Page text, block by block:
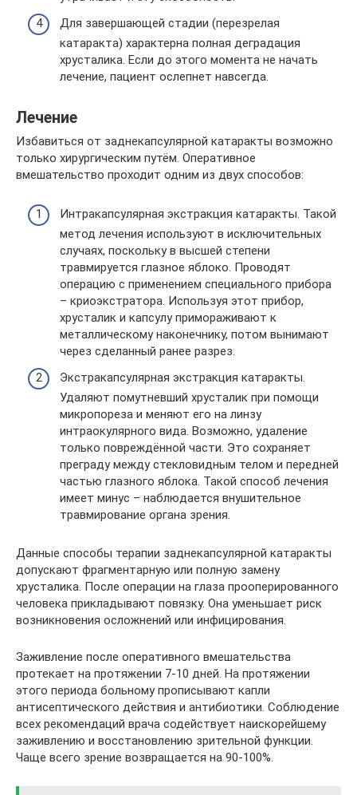
Для завершающей стадии (перезрелая
катаракта) характерна полная деградация
хрусталика. Если до этого момента не начать
лечение, пациент ослепнет навсегда.
Лечение
Избавиться от заднекапсулярной катаракты возможно
только хирургическим путём. Оперативное
вмешательство проходит одним из двух способов:
Интракапсулярная экстракция катаракты. Такой
метод лечения используют в исключительных
случаях, поскольку в высшей степени
травмируется глазное яблоко. Проводят
операцию с применением специального прибора
– криоэкстратора. Используя этот прибор,
хрусталик и капсулу примораживают к
металлическому наконечнику, потом вынимают
через сделанный ранее разрез.
Экстракапсулярная экстракция катаракты.
Удаляют помутневший хрусталик при помощи
микропореза и меняют его на линзу
интраокулярного вида. Возможно, удаление
только повреждённой части. Это сохраняет
преграду между стекловидным телом и передней
частью глазного яблока. Такой способ лечения
имеет минус – наблюдается внушительное
травмирование органа зрения.
Данные способы терапии заднекапсулярной катаракты
допускают фрагментарную или полную замену
хрусталика. После операции на глаза прооперированного
человека прикладывают повязку. Она уменьшает риск
возникновения осложнений или инфицирования.
Заживление после оперативного вмешательства
протекает на протяжении 7-10 дней. На протяжении
этого периода больному прописывают капли
антисептического действия и антибиотики. Соблюдение
всех рекомендаций врача содействует наискорейшему
заживлению и восстановлению зрительной функции.
Чаще всего зрение возвращается на 90-100%.